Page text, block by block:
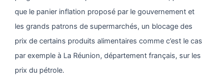
que le panier inflation proposé par le gouvernement et
les grands patrons de supermarchés, un blocage des
prix de certains produits alimentaires comme c’est le cas
par exemple à La Réunion, département français, sur les
prix du pétrole.